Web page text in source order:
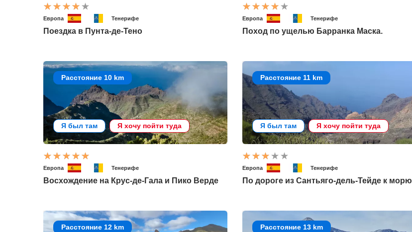
Европа Тенерифе
Поездка в Пунта-де-Тено
Европа Тенерифе
Поход по ущелью Барранка Маска.
Расстояние 10 km
Я был там Я хочу пойти туда
Европа Тенерифе
Восхождение на Крус-де-Гала и Пико Верде
Расстояние 11 km
Я был там Я хочу пойти туда
Европа Тенерифе
По дороге из Сантьяго-дель-Тейде к морю
Расстояние 12 km Расстояние 13 km